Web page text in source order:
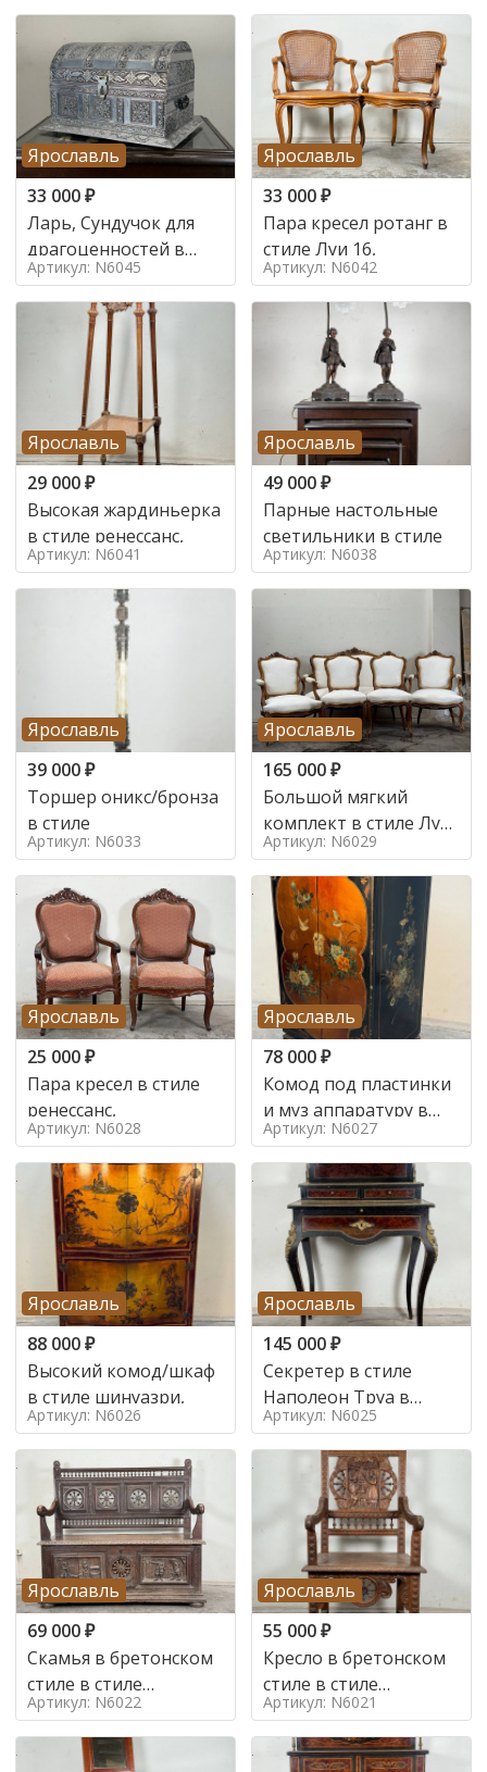
Ярославль
33 000₽
Ларь, Сундучок для
драгоценностей в
стиле
Артикул: N6045
Ярославль
33 000₽
Пара кресел ротанг в
стиле Луи 16,
Артикул: N6042
Ярославль
29 000₽
Высокая жардиньерка
в стиле ренессанс,
Артикул: N6041
Ярославль
49 000₽
Парные настольные
светильники в стиле
Артикул: N6038
Ярославль
39 000₽
Торшер оникс/бронза
в стиле
Артикул: N6033
Ярославль
165 000₽
Большой мягкий
комплект в стиле Луи
в стиле
Артикул: N6029
Ярославль
25 000₽
Пара кресел в стиле
ренессанс,
Артикул: N6028
Ярославль
78 000₽
Комод под пластинки
и муз аппаратуру в
стиле шинуазри,
Артикул: N6027
Ярославль
88 000₽
Высокий комод/шкаф
в стиле шинуазри,
Артикул: N6026
Ярославль
145 000₽
Секретер в стиле
Наполеон Труа в
стиле 19 век
Артикул: N6025
Ярославль
69 000₽
Скамья в бретонском
стиле в стиле
Артикул: N6022
Ярославль
55 000₽
Кресло в бретонском
стиле в стиле
Артикул: N6021